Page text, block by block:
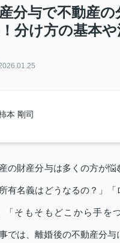
分与で不動産の
分け方の基本や
本 剛司
の財産分与は多くの方が悩
有名義はどうなるの？」「
「そもそもどこから手を
は、離婚後の不動産分与